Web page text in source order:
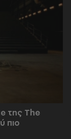
της The
πιο